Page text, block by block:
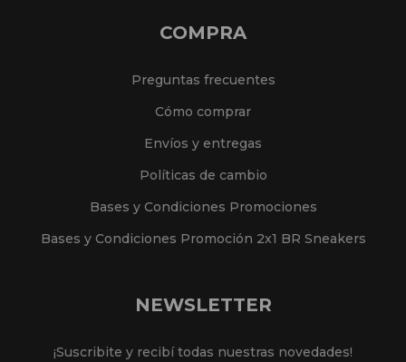
COMPRA
Preguntas frecuentes
Cómo comprar
Envíos y entregas
Políticas de cambio
Bases y Condiciones Promociones
Bases y Condiciones Promoción 2x1 BR Sneakers
NEWSLETTER
¡Suscribite y recibí todas nuestras novedades!